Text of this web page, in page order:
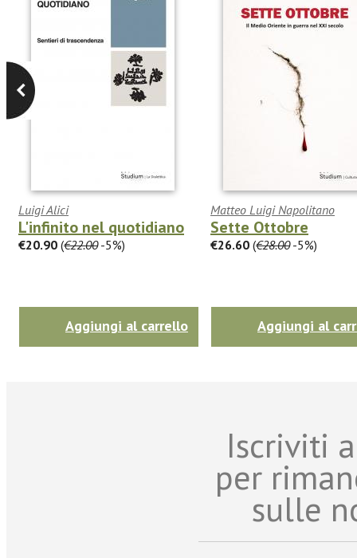
Luigi Alici
L'infinito nel quotidiano
€20.90 (€22.00-5%)
Aggiungi al carrello
Matteo Luigi Napolitano
Sette Ottobre
€26.60 (€28.00-5%)
Aggiungi al
Iscriviti
per
sulle